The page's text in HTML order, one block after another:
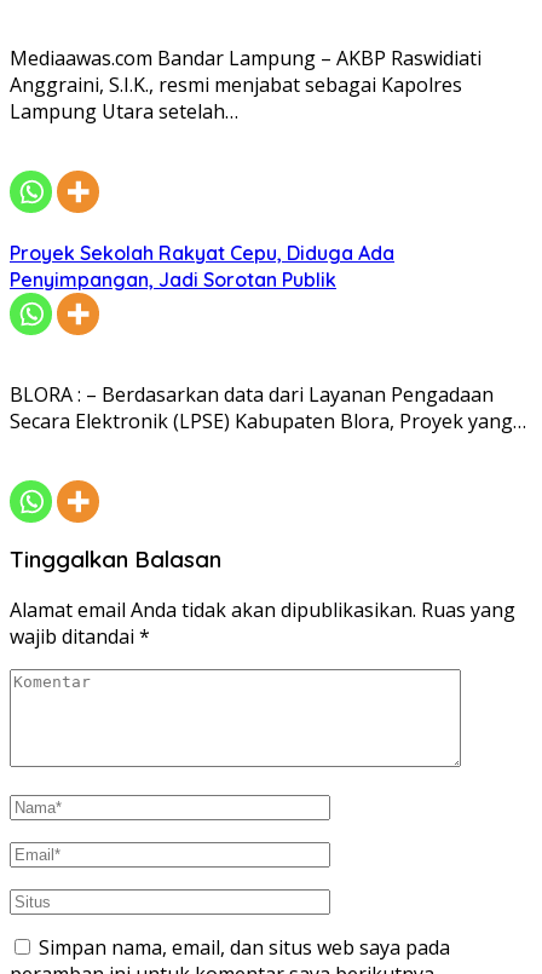
Mediaawas.com Bandar Lampung – AKBP Raswidiati
Anggraini, S.I.K., resmi menjabat sebagai Kapolres
Lampung Utara setelah…
Proyek Sekolah Rakyat Cepu, Diduga Ada
Penyimpangan, Jadi Sorotan Publik
BLORA : – Berdasarkan data dari Layanan Pengadaan
Secara Elektronik (LPSE) Kabupaten Blora, Proyek yang…
Tinggalkan Balasan
Alamat email Anda tidak akan dipublikasikan. Ruas yang
wajib ditandai *
Simpan nama, email, dan situs web saya pada